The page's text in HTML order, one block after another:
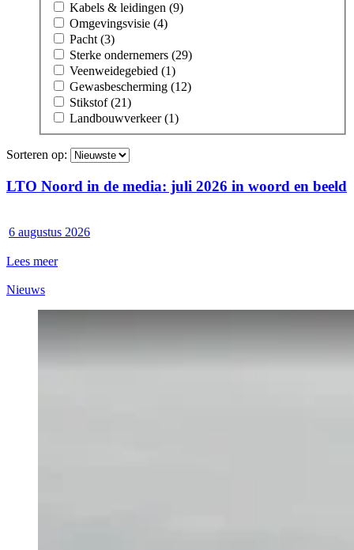
Kabels & leidingen (9)
Omgevingsvisie (4)
Pacht (3)
Sterke ondernemers (29)
Veenweidegebied (1)
Gewasbescherming (12)
Stikstof (21)
Landbouwverkeer (1)
Sorteren op:
LTO Noord in de media: juli 2026 in woord en beeld
6 augustus 2026
Lees meer
Nieuws